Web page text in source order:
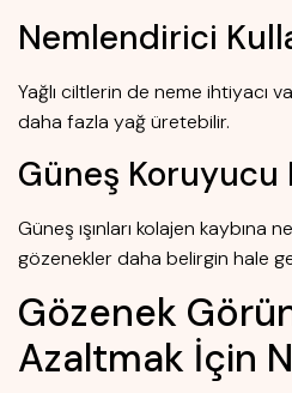
Nemlendirici
Yağlı ciltlerin de neme ihtiyacı
daha fazla yağ üretebilir.
Güneş Koruyucu
Güneş ışınları kolajen kaybına
gözenekler daha belirgin hale
Gözenek
Azaltmak İçin